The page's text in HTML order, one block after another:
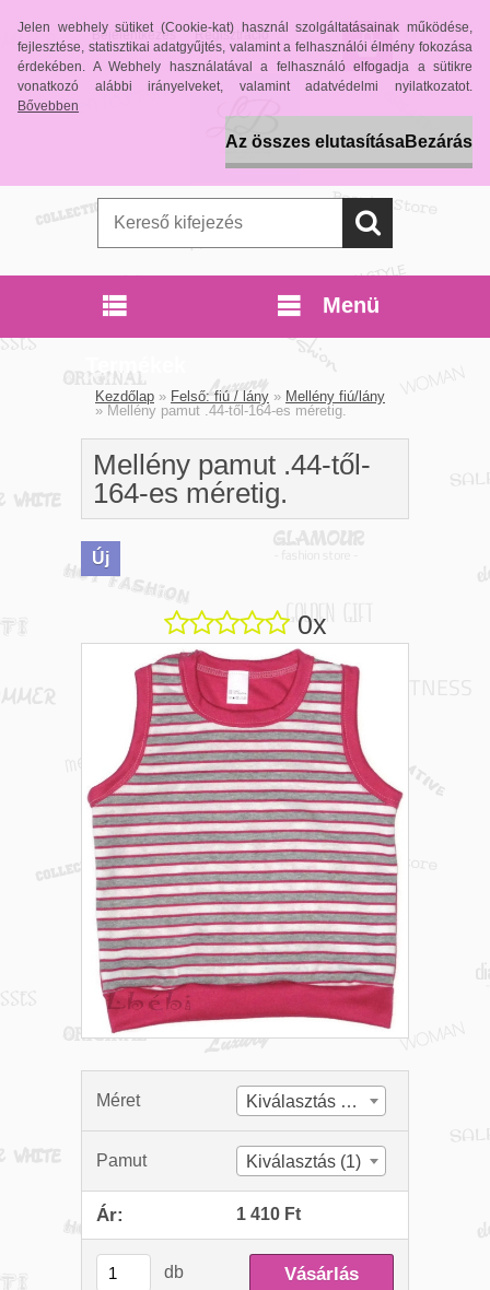
Jelen webhely sütiket (Cookie-kat) használ szolgáltatásainak működése,
fejlesztése, statisztikai adatgyűjtés, valamint a felhasználói élmény fokozása
érdekében. A Webhely használatával a felhasználó elfogadja a sütikre
vonatkozó alábbi irányelveket, valamint adatvédelmi nyilatkozatot.
Bővebben
Az összes elutasításaBezárás
Bejelentkezés Regisztráció
Termékek
Menü
Kezdőlap » Felső: fiú / lány » Mellény fiú/lány
» Mellény pamut .44-től-164-es méretig.
Mellény pamut .44-től-
164-es méretig.
Új
0x
Méret Kiválasztás (21)
Pamut Kiválasztás (1)
Ár: 1 410 Ft
db